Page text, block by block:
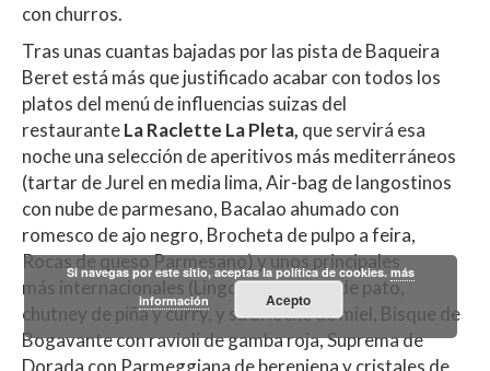
con churros.
Tras unas cuantas bajadas por las pista de Baqueira
Beret está más que justificado acabar con todos los
platos del menú de influencias suizas del
restauranteLa Raclette La Pleta, que servirá esa
noche una selección de aperitivos más mediterráneos
(tartar de Jurel en media lima, Air-bag de langostinos
con nube de parmesano, Bacalao ahumado con
romesco de ajo negro, Brocheta de pulpo a feira,
Rocas de queso Parmesano) y unos principales
más internacionales (Lingote de Micuit de pato,
chutney de piña y curry, y su brioche de miel, Bisque de
Bogavante con ravioli de gamba roja, Suprema de
Dorada con Parmeggiana de berenjena y cristales de
Si navegas por este sitio, aceptas la política de cookies.más
información
Acepto